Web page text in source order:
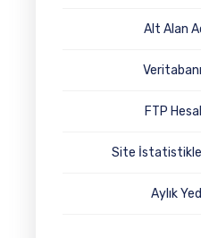
Alt Alan
FTP
Site
Aylık